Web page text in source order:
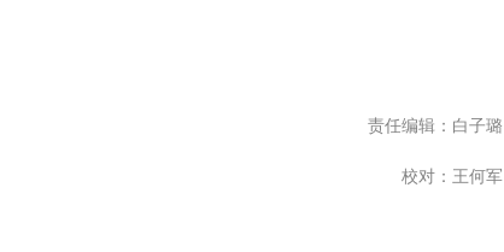
责任编辑：白子璐
校对：王何军